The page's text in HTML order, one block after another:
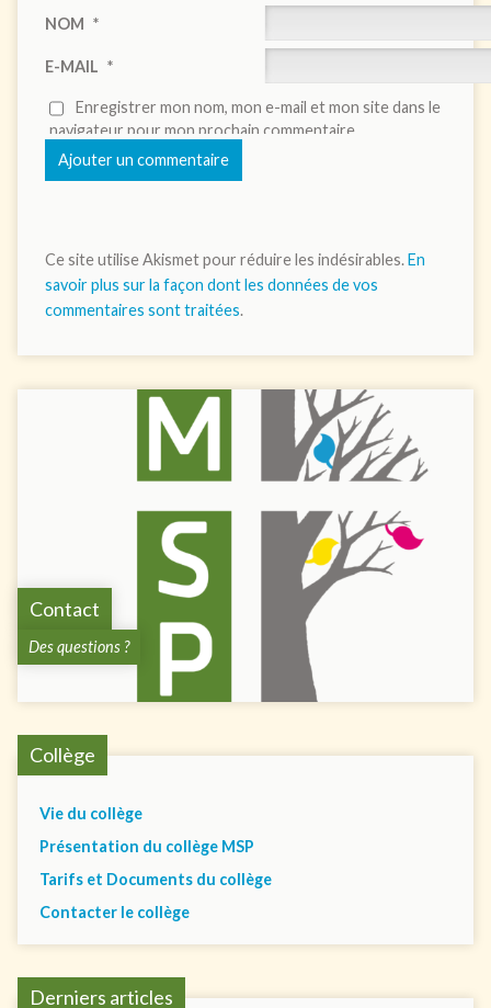
NOM *
E-MAIL *
Enregistrer mon nom, mon e-mail et mon site dans le
navigateur pour mon prochain commentaire.
Ce site utilise Akismet pour réduire les indésirables.En
savoir plus sur la façon dont les données de vos
commentaires sont traitées.
Contact
Des questions ?
Collège
Vie du collège
Présentation du collège MSP
Tarifs et Documents du collège
Contacter le collège
Derniers articles